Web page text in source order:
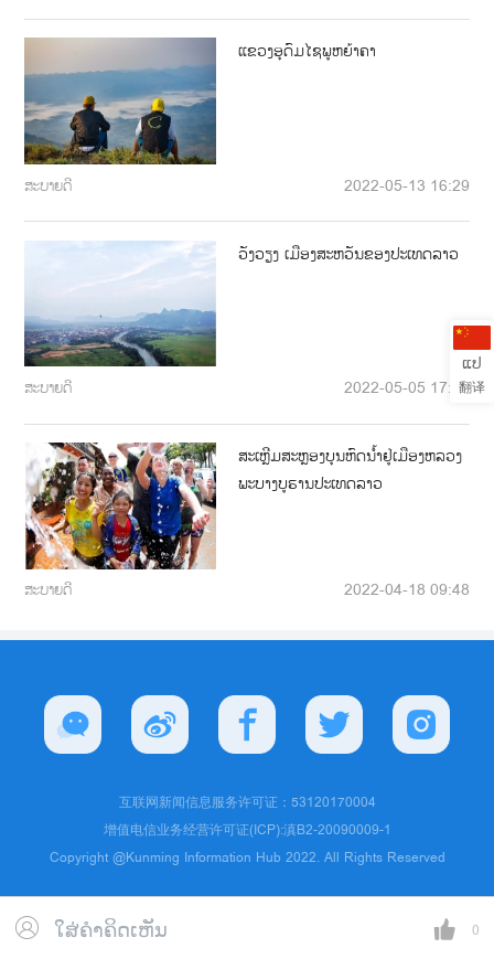
ໃສ່ຄຳຄິດເຫັນ 0
ແຂວງອຸດົມໄຊພູຫຍ້າຄາ
ສະບາຍດີ 2022-05-13 16:29
ວັງວຽງ ເມືອງສະຫວັນຂອງປະເທດລາວ
ສະບາຍດີ 2022-05-05 17:43
ສະເຫຼີມສະຫຼອງບຸນຫົດນໍ້າຢູ່ເມືອງຫລວງ
ພະບາງບູຮານປະເທດລາວ
ສະບາຍດີ 2022-04-18 09:48
互联网新闻信息服务许可证：53120170004
增值电信业务经营许可证(ICP):滇B2-20090009-1
Copyright @Kunming Information Hub 2022. All Rights Reserved
ແປ
翻译